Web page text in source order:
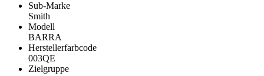
Sub-Marke
Smith
Modell
BARRA
Herstellerfarbcode
003QE
Zielgruppe